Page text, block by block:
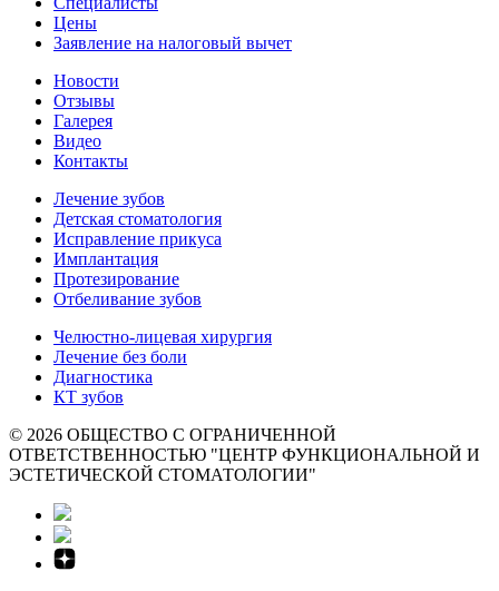
Цены
Заявление на налоговый вычет
Новости
Отзывы
Галерея
Видео
Контакты
Лечение зубов
Детская стоматология
Исправление прикуса
Имплантация
Протезирование
Отбеливание зубов
Челюстно-лицевая хирургия
Лечение без боли
Диагностика
КТ зубов
© 2026 ОБЩЕСТВО С ОГРАНИЧЕННОЙ
ОТВЕТСТВЕННОСТЬЮ "ЦЕНТР ФУНКЦИОНАЛЬНОЙ И
ЭСТЕТИЧЕСКОЙ СТОМАТОЛОГИИ"